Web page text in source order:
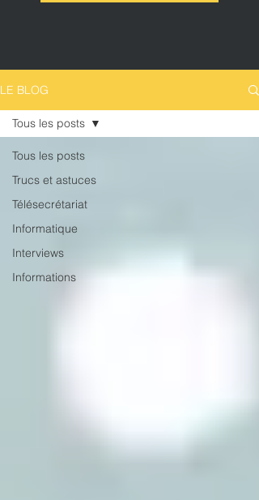
LE BLOG
Tous les posts
Trucs et astuces
Télésecrétariat
Informatique
Interviews
Informations
Tous les posts